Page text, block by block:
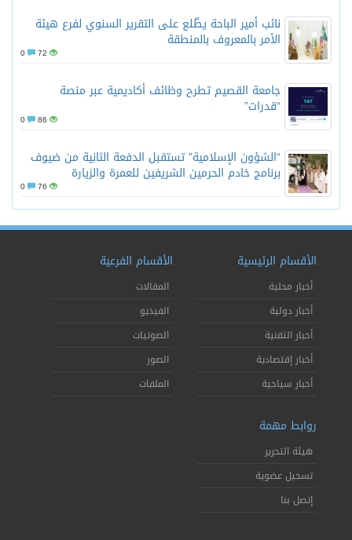
نائب أمير الباحة يطّلع على التقرير السنوي لفرع هيئة
الأمر بالمعروف بالمنطقة
72
جامعة القصيم تطرح وظائف أكاديمية عبر منصة
“قدرات”
86
“الشؤون الإسلامية” تستقبل الدفعة الثانية من ضيوف
برنامج خادم الحرمين الشريفين للعمرة والزيارة
76
الأقسام الرئيسية
أخبار محلية
أخبار دولية
أخبار التقنية
أخبار إقتصادية
أخبار سياحية
الأقسام الفرعية
المقالات
الفيديو
الصوتيات
الصور
الملفات
روابط مهمة
هيئة التحرير
تسجيل عضوية
إتصل بنا